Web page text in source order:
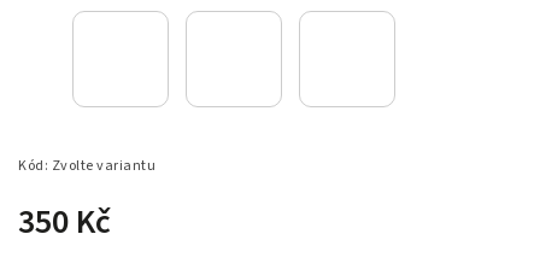
Kód: Zvolte variantu
350 Kč